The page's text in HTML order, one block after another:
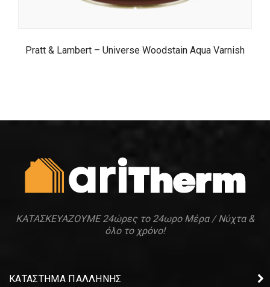
Pratt & Lambert – Universe Woodstain Aqua Varnish
ΚΑΤΑΣΚΕΥΑΖΟΥΜΕ 24ώρες το 24ωρο Μέρα / Νύχτα &
όλο το χρόνο!
ΚΑΤΑΣΤΗΜΑ ΠΑΛΛΗΝΗΣ